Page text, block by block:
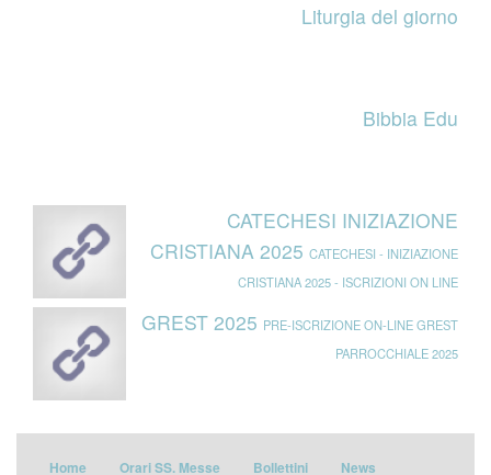
Liturgia del giorno
Bibbia Edu
CATECHESI INIZIAZIONE
CRISTIANA 2025 CATECHESI - INIZIAZIONE
CRISTIANA 2025 - ISCRIZIONI ON LINE
GREST 2025 PRE-ISCRIZIONE ON-LINE GREST
PARROCCHIALE 2025
Home Orari SS. Messe Bollettini News